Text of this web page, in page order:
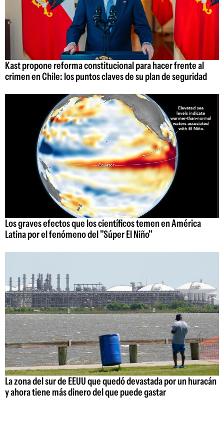
Kast propone reforma constitucional para hacer frente al
crimen en Chile: los puntos claves de su plan de seguridad
Los graves efectos que los científicos temen en América
Latina por el fenómeno del "Súper El Niño"
La zona del sur de EEUU que quedó devastada por un huracán
y ahora tiene más dinero del que puede gastar